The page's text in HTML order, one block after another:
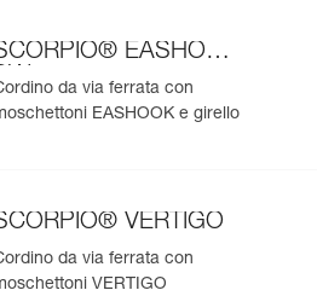
EASHOOK
da via ferrata con
EASHOOK e girello
VERTIGO
da via ferrata con
VERTIGO